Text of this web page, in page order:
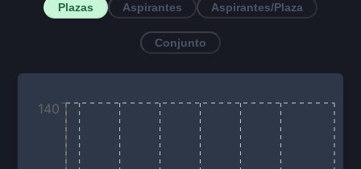
Plazas Aspirantes Aspirantes/Plaza
Conjunto
140